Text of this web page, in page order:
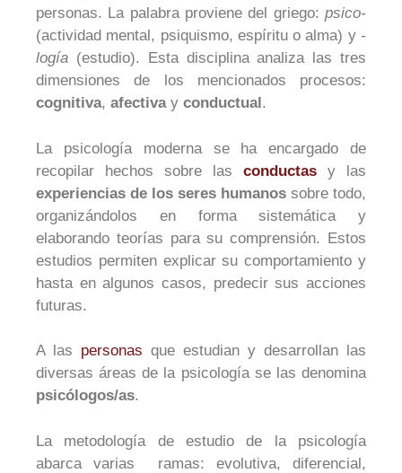
personas. La palabra proviene del griego: psico-
(actividad mental, psiquismo, espíritu o alma) y -
logía (estudio). Esta disciplina analiza las tres
dimensiones de los mencionados procesos:
cognitiva, afectivay conductual.
La psicología moderna se ha encargado de
recopilar hechos sobre las conductas y las
experiencias de los seres humanos sobre todo,
organizándolos en forma sistemática y
elaborando teorías para su comprensión. Estos
estudios permiten explicar su comportamiento y
hasta en algunos casos, predecir sus acciones
futuras.
A las personas que estudian y desarrollan las
diversas áreas de la psicología se las denomina
psicólogos/as.
La metodología de estudio de la psicología
abarca varias ramas: evolutiva, diferencial,